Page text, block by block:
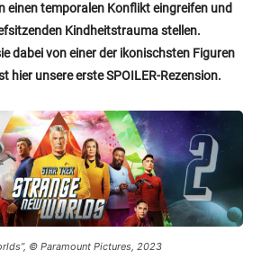
einen temporalen Konflikt eingreifen und
Kindheitstrauma stellen.
dabei von einer der ikonischsten Figuren
hier unsere erste SPOILER-Rezension.
© Paramount Pictures, 2023